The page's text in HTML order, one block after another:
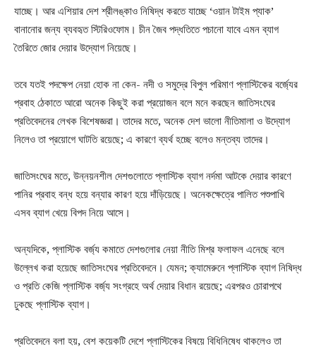
যাচ্ছে। আর এশিয়ার দেশ শ্রীলঙ্কাও নিষিদ্ধ করতে যাচ্ছে ‘ওয়ান টাইম প্যাক’
বানানোর জন্য ব্যবহৃত স্টিরিওফোম। চীন জৈব পদ্ধতিতে পচানো যাবে এমন ব্যাগ
তৈরিতে জোর দেয়ার উদ্যোগ নিয়েছে।
তবে যতই পদক্ষেপ নেয়া হোক না কেন- নদী ও সমুদ্রে বিপুল পরিমাণ প্লাস্টিকের বর্জ্যের
প্রবাহ ঠেকাতে আরো অনেক কিছুই করা প্রয়োজন বলে মনে করছেন জাতিসংঘের
প্রতিবেদনের লেখক বিশেষজ্ঞরা। তাদের মতে, অনেক দেশ ভালো নীতিমালা ও উদ্যোগ
নিলেও তা প্রয়োগে ঘাটতি রয়েছে; এ কারণে ব্যর্থ হচ্ছে বলেও মন্তব্য তাদের।
জাতিসংঘের মতে, উন্নয়নশীল দেশগুলোতে প্লাস্টিক ব্যাগ নর্দমা আটকে দেয়ার কারণে
পানির প্রবাহ বন্ধ হয়ে বন্যার কারণ হয়ে দাঁড়িয়েছে। অনেকক্ষেত্রে পালিত পশুপাখি
এসব ব্যাগ খেয়ে বিপদ নিয়ে আসে।
অন্যদিকে, প্লাস্টিক বর্জ্য কমাতে দেশগুলোর নেয়া নীতি মিশ্র ফলাফল এনেছে বলে
উল্লেখ করা হয়েছে জাতিসংঘের প্রতিবেদনে। যেমন; ক্যামেরুনে প্লাস্টিক ব্যাগ নিষিদ্ধ
ও প্রতি কেজি প্লাস্টিক বর্জ্য সংগ্রহে অর্থ দেয়ার বিধান রয়েছে; এরপরও চোরাপথে
ঢুকছে প্লাস্টিক ব্যাগ।
প্রতিবেদনে বলা হয়, বেশ কয়েকটি দেশে প্লাস্টিকের বিষয়ে বিধিনিষেধ থাকলেও তা